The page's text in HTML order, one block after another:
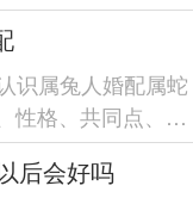
识属兔人婚配属蛇
性格、共同点、分
后会好吗